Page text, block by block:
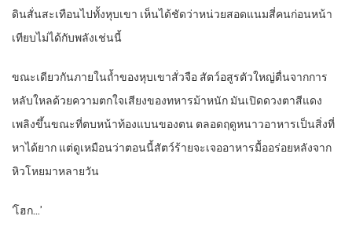
ดินสั่นสะเทือนไปทั้งหุบเขา เห็นได้ชัดว่าหน่วยสอดแนมสี่คนก่อนหน้า
เทียบไม่ได้กับพลังเช่นนี้
ขณะเดียวกันภายในถ้ำของหุบเขาสั่วจือ สัตว์อสูรตัวใหญ่ตื่นจากการ
หลับใหลด้วยความตกใจเสียงของทหารม้าหนัก มันเปิดดวงตาสีแดง
เพลิงขึ้นขณะที่ตบหน้าท้องแบนของตน ตลอดฤดูหนาวอาหารเป็นสิ่งที่
หาได้ยาก แต่ดูเหมือนว่าตอนนี้สัตว์ร้ายจะเจออาหารมื้ออร่อยหลังจาก
หิวโหยมาหลายวัน
‘โฮก…’